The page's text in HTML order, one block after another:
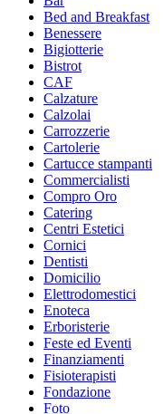
Bed and Breakfast
Benessere
Bigiotterie
Bistrot
CAF
Calzature
Calzolai
Carrozzerie
Cartolerie
Cartucce stampanti
Commercialisti
Compro Oro
Catering
Centri Estetici
Cornici
Dentisti
Domicilio
Elettrodomestici
Enoteca
Erboristerie
Feste ed Eventi
Finanziamenti
Fisioterapisti
Fondazione
Foto